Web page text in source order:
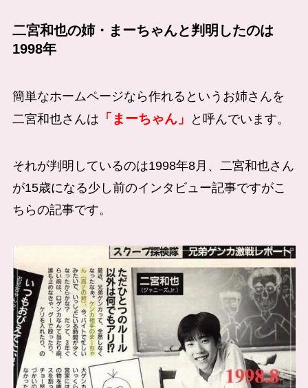
二宮和也の姉・まーちゃんと判明したのは
1998年
簡単なホームページなら作れるというお姉さんを
二宮和也さんは 「まーちゃん」 と呼んでいます。
それが判明しているのは1998年8月、二宮和也さん
が15歳になる少し前のインタビュー記事ですがこ
ちらの記事です。